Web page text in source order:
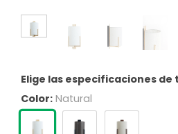
Elige las especificaciones
Color: Natural